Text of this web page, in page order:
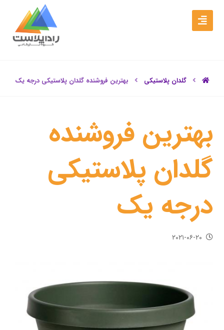
گلدان پلاستیکی بهترین فروشنده گلدان پلاستیکی درجه یک
بهترین فروشنده
گلدان پلاستیکی
درجه یک
۲۰۲۱-۰۶-۲۰